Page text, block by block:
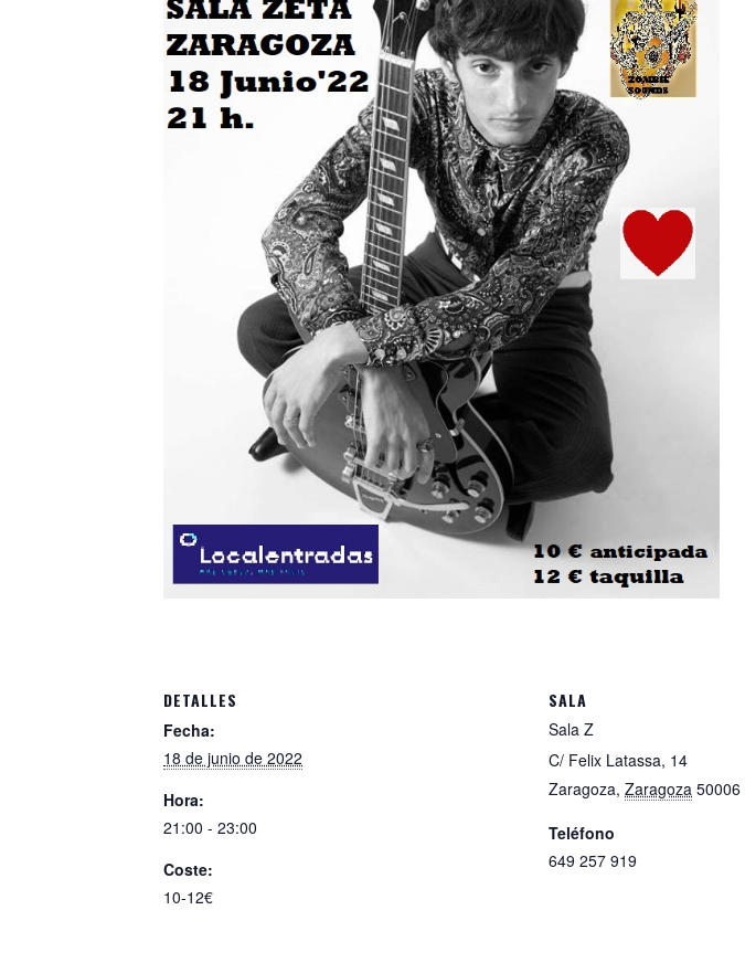
DETALLES
Fecha:
18 de junio de 2022
Hora:
21:00 - 23:00
Coste:
10-12€
SALA
Sala Z
C/ Felix Latassa, 14
Zaragoza, Zaragoza 50006
Teléfono
649 257 919